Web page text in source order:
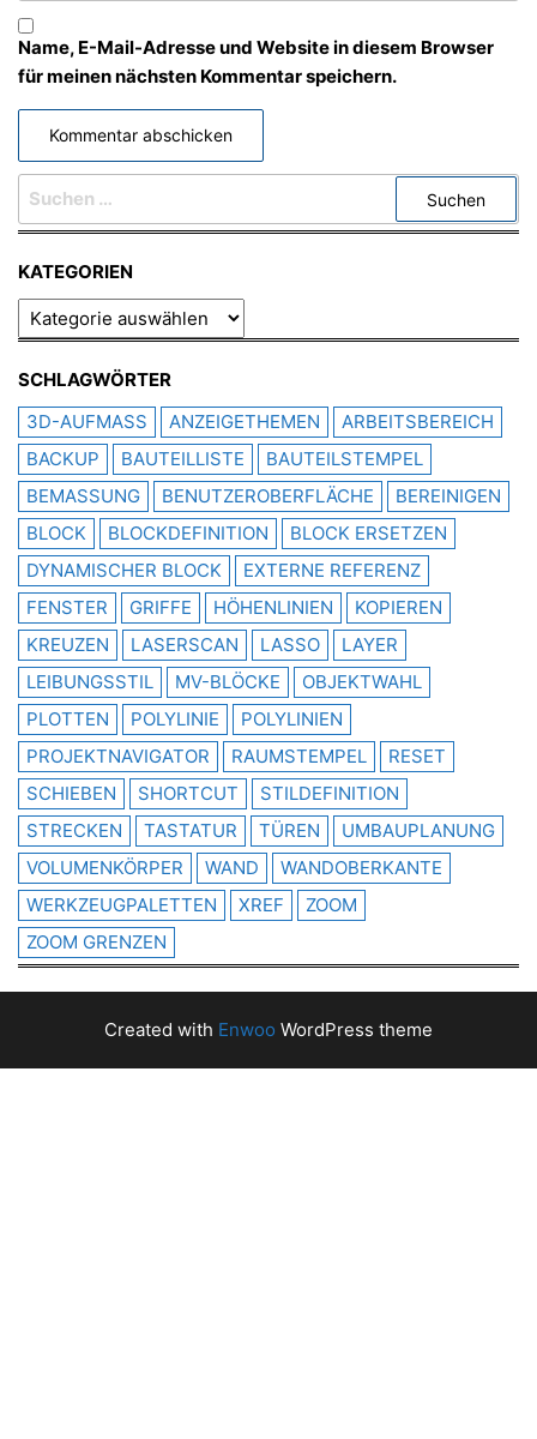
Name, E-Mail-Adresse und Website in diesem Browser
für meinen nächsten Kommentar speichern.
SUCHEN
KATEGORIEN
KATEGORIEN
SCHLAGWÖRTER
3D-AUFMASS
ANZEIGETHEMEN
ARBEITSBEREICH
BACKUP
BAUTEILLISTE
BAUTEILSTEMPEL
BEMASSUNG
BENUTZEROBERFLÄCHE
BEREINIGEN
BLOCK
BLOCKDEFINITION
BLOCK ERSETZEN
DYNAMISCHER BLOCK
EXTERNE REFERENZ
FENSTER
GRIFFE HÖHENLINIEN
KOPIEREN
KREUZEN
LASERSCAN LASSO
LAYER
LEIBUNGSSTIL
MV-BLÖCKE
OBJEKTWAHL
PLOTTEN
POLYLINIE
POLYLINIEN
PROJEKTNAVIGATOR
RAUMSTEMPEL
RESET
SCHIEBEN
SHORTCUT
STILDEFINITION
STRECKEN
TASTATUR TÜREN
UMBAUPLANUNG
VOLUMENKÖRPER
WAND
WANDOBERKANTE
WERKZEUGPALETTEN
XREF
ZOOM
ZOOM GRENZEN
Created with Enwoo WordPress theme